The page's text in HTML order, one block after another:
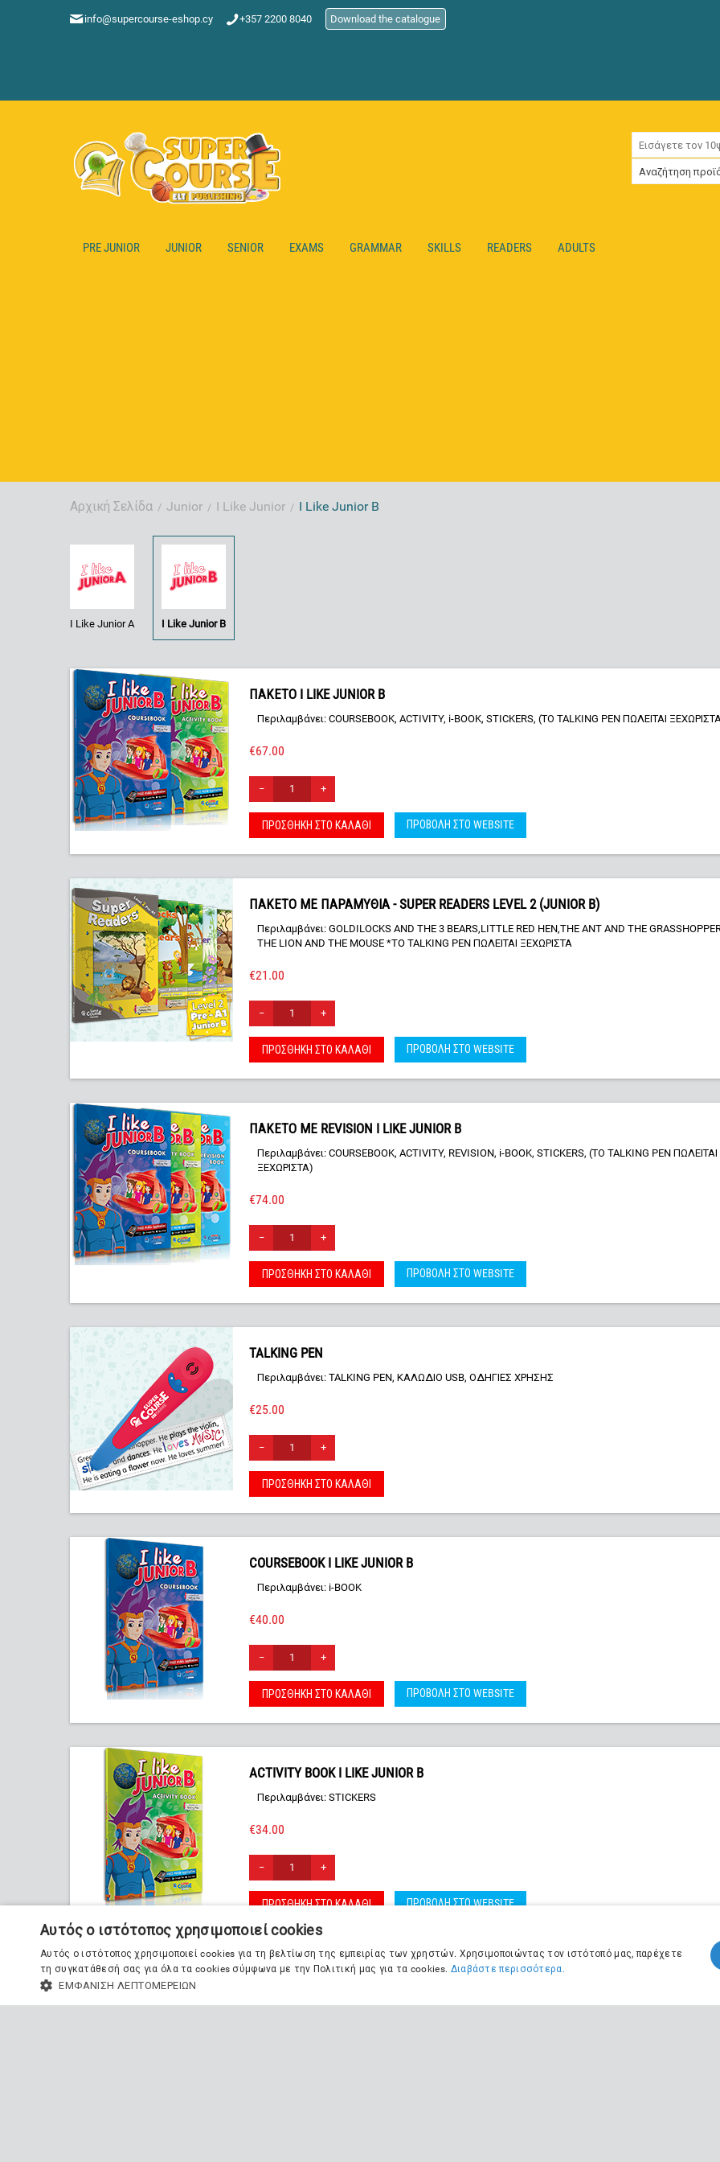
info@supercourse-eshop.cy +357 2200 8040 Download the catalogue
PRE JUNIOR JUNIOR SENIOR EXAMS GRAMMAR SKILLS READERS ADULTS
Αρχική Σελίδα / Junior / I Like Junior / I Like Junior B
I Like Junior A I Like Junior B
ΠΑΚΕΤΟ I LIKE JUNIOR B
Περιλαμβάνει: COURSEBOOK, ACTIVITY, i-BOOK, STICKERS, (ΤΟ TALKING PEN ΠΩΛΕΙΤΑΙ
€67.00
− +
ΠΡΟΣΘΉΚΗ ΣΤΟ ΚΑΛΆΘΙ ΠΡΟΒΟΛΗ ΣΤΟ WEBSITE
ΠΑΚΕΤΟ ΜΕ ΠΑΡΑΜΥΘΙΑ - SUPER READERS LEVEL 2 (JUNIOR B)
Περιλαμβάνει: GOLDILOCKS AND THE 3 BEARS,LITTLE RED HEN,THE ANT AND THE
THE LION AND THE MOUSE *TO TALKING PEN ΠΩΛΕΙΤΑΙ ΞΕΧΩΡΙΣΤΑ
€21.00
− +
ΠΡΟΣΘΉΚΗ ΣΤΟ ΚΑΛΆΘΙ ΠΡΟΒΟΛΗ ΣΤΟ WEBSITE
ΠΑΚΕΤΟ ΜΕ REVISION I LIKE JUNIOR B
Περιλαμβάνει: COURSEBOOK, ACTIVITY, REVISION, i-BOOK, STICKERS, (ΤΟ TALKING PEN ΠΩΛΕΙΤΑΙ
ΞΕΧΩΡΙΣΤΑ)
€74.00
− +
ΠΡΟΣΘΉΚΗ ΣΤΟ ΚΑΛΆΘΙ ΠΡΟΒΟΛΗ ΣΤΟ WEBSITE
TALKING PEN
Περιλαμβάνει: TALKING PEN, ΚΑΛΩΔΙΟ USB, ΟΔΗΓΙΕΣ ΧΡΗΣΗΣ
€25.00
− +
ΠΡΟΣΘΉΚΗ ΣΤΟ ΚΑΛΆΘΙ
COURSEBOOK I LIKE JUNIOR B
Περιλαμβάνει: i-BOOK
€40.00
− +
ΠΡΟΣΘΉΚΗ ΣΤΟ ΚΑΛΆΘΙ ΠΡΟΒΟΛΗ ΣΤΟ WEBSITE
ACTIVITY BOOK I LIKE JUNIOR B
Περιλαμβάνει: STICKERS
€34.00
− +
ΠΡΟΣΘΉΚΗ ΣΤΟ ΚΑΛΆΘΙ ΠΡΟΒΟΛΗ ΣΤΟ WEBSITE
Περιλαμβάνει: MP3 CD
Αυτός ο ιστότοπος χρησιμοποιεί cookies
Αυτός ο ιστότοπος χρησιμοποιεί cookies για τη βελτίωση της εμπειρίας των χρηστών. Χρησιμοποιώντας τον ιστότοπό μας, παρέχετε
τη συγκατάθεσή σας για όλα τα cookies σύμφωνα με την Πολιτική μας για τα cookies. Διαβάστε περισσότερα.
ΕΜΦΆΝΙΣΗ ΛΕΠΤΟΜΕΡΕΙΏΝ